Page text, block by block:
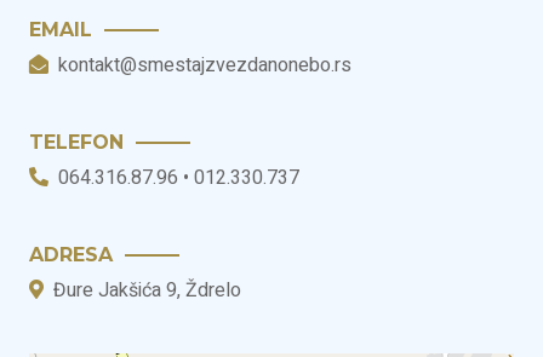
EMAIL
kontakt@smestajzvezdanonebo.rs
TELEFON
064.316.87.96 • 012.330.737
ADRESA
Đure Jakšića 9, Ždrelo